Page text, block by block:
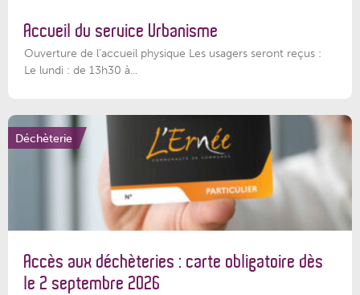
Accueil du service Urbanisme
Ouverture de l'accueil physique Les usagers seront reçus :
Le lundi : de 13h30 à...
Déchèterie
Accès aux déchèteries : carte obligatoire dès
le 2 septembre 2026